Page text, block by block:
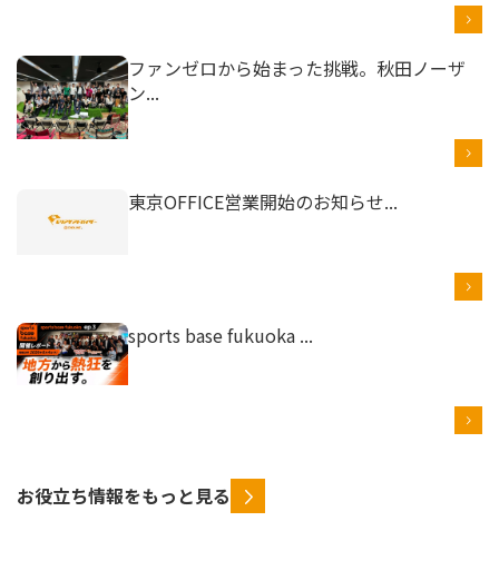
ファンゼロから始まった挑戦。秋田ノーザ
ン...
東京OFFICE営業開始のお知らせ...
sports base fukuoka ...
お役立ち情報をもっと見る